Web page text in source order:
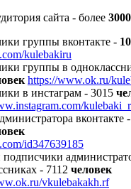
сайта - более
группы вконтакте -
kulebakiru
группы в
https://www.ok.ru/
в инстаграм - 3015
вконтакте -
id347639185
подписчики
- 7112 человек
vkulebakakh.rf